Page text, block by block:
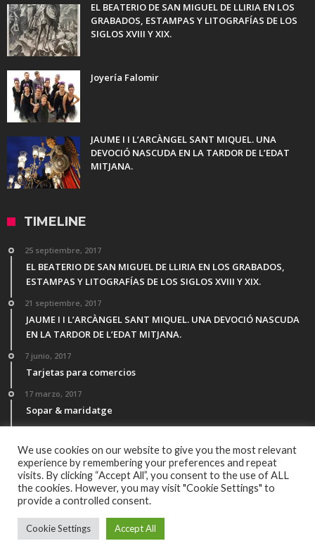
EL BEATERIO DE SAN MIGUEL DE LLIRIA EN LOS
GRABADOS, ESTAMPAS Y LITOGRAFÍAS DE LOS
SIGLOS XVIII Y XIX.
Joyería Falomir
JAUME I I L’ARCÀNGEL SANT MIQUEL. UNA
DEVOCIÓ NASCUDA EN LA TARDOR DE L’EDAT
MITJANA.
TIMELINE
25 septiembre, 2017
EL BEATERIO DE SAN MIGUEL DE LLIRIA EN LOS GRABADOS,
ESTAMPAS Y LITOGRAFÍAS DE LOS SIGLOS XVIII Y XIX.
21 septiembre, 2017
JAUME I I L’ARCÀNGEL SANT MIQUEL. UNA DEVOCIÓ NASCUDA
EN LA TARDOR DE L’EDAT MITJANA.
7 junio, 2017
Tarjetas para comercios
17 marzo, 2017
Sopar & maridatge
Menú Desgutación Segle XXI
© Copyright 2016, Todos los derechos reservados por All Rights
Reserved Powered by
We use cookies on our website to give you the most relevant
experience by remembering your preferences and repeat
visits. By clicking “Accept All”, you consent to the use of ALL
the cookies. However, you may visit "Cookie Settings" to
provide a controlled consent.
Cookie Settings Accept All